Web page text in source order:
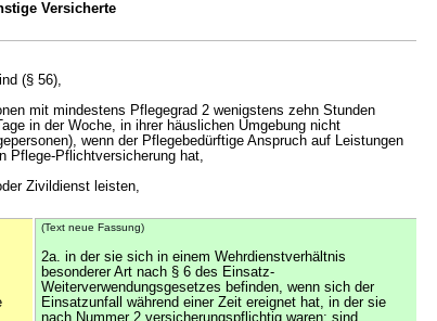
Versicherte
(§ 56),
mit mindestens Pflegegrad 2 wenigstens zehn Stunden
in der Woche, in ihrer häuslichen Umgebung nicht
wenn der Pflegebedürftige Anspruch auf Leistungen
Pflege-Pflichtversicherung hat,
Zivildienst leisten,
(Text neue Fassung)
2a. in der sie sich in einem Wehrdienstverhältnis
besonderer Art nach § 6 des Einsatz-
Weiterverwendungsgesetzes befinden, wenn sich der
Einsatzunfall während einer Zeit ereignet hat, in der sie
nach Nummer 2 versicherungspflichtig waren; sind